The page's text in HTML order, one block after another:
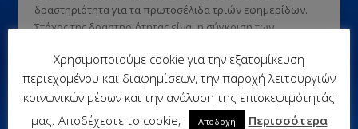
δραστηριότητα για τα πρωτοσέλιδα τριών εφημερίδων.
Στόχος της δραστηριότητας είναι η σύγκριση των
ομοιοτήτων στη...
Λέξεις-Κλειδιά
Χρησιμοποιούμε cookie για την εξατομίκευση
περιεχομένου και διαφημίσεων, την παροχή λειτουργιών
κοινωνικών μέσων και την ανάλυση της επισκεψιμότητάς
μας. Αποδέχεστε το cookie;
Αποδοχή Περισσότερα